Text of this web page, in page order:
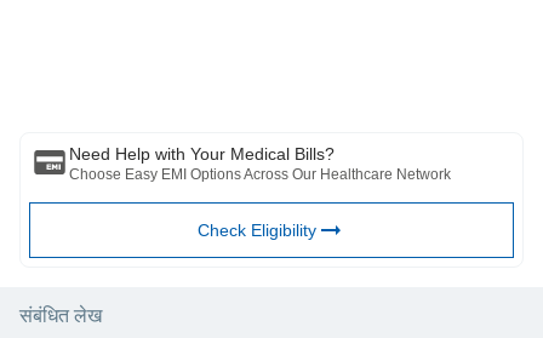
Need Help with Your Medical Bills?
Choose Easy EMI Options Across Our Healthcare Network
Check Eligibility
संबंधित लेख